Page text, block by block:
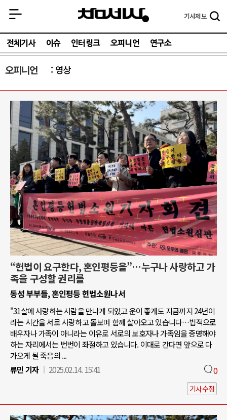
기사제보
전체기사 이슈 인터링크 오피니언 연구소
오피니언 영상
“헌법이 요구한다, 혼인평등을”…누구나 사랑하고 가
족을 구성할 권리를
동성 부부들, 혼인평등 헌법소원나서
"31살에 사랑하는 사람을 만나게 되었고 운이 좋게도 지금까지 24년이
라는 시간을 서로 사랑하고 돌보며 함께 살아오고 있습니다…법적으로
배우자나 가족이 아니라는 이유로 서로의 보호자나 가족임을 증명해야
하는 자리에서는 번번이 좌절하고 있습니다. 이대로 간다면 앞으로 다
가오게 될 죽음의 ...
류민 기자
2025.02.14. 15:41 0
기사수정